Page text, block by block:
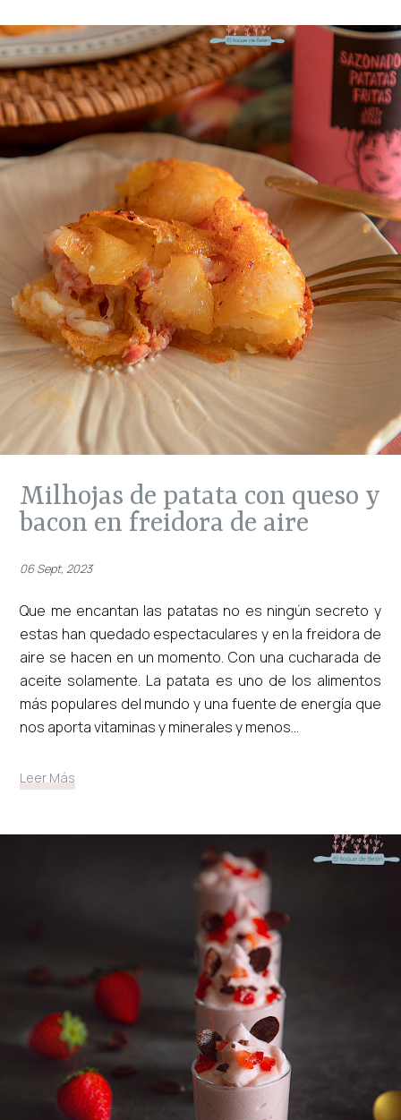
milhojas de patata con queso y
bacon en freidora de aire
06 Sept, 2023
Que me encantan las patatas no es ningún secreto y
estas han quedado espectaculares y en la freidora de
aire se hacen en un momento. Con una cucharada de
aceite solamente. La patata es uno de los alimentos
más populares del mundo y una fuente de energía que
nos aporta vitaminas y minerales y menos...
Leer Más